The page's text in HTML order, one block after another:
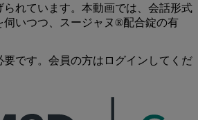
られています。本動画では、会話形式
伺いつつ、スージャヌ®配合錠の有
要です。会員の方はログインしてくだ